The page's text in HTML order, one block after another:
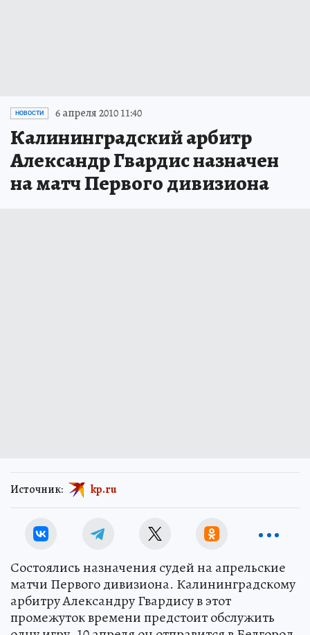
НОВОСТИ 6 апреля 2010 11:40
Калининградский арбитр
Александр Гвардис назначен
на матч Первого дивизиона
Источник: kp.ru
Состоялись назначения судей на апрельские
матчи Первого дивизиона. Калининградскому
арбитру Александру Гвардису в этот
промежуток времени предстоит обслужить